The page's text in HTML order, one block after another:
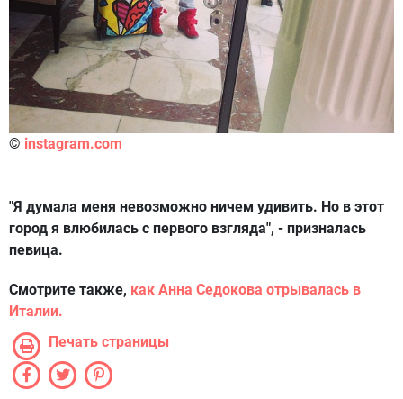
© instagram.com
"Я думала меня невозможно ничем удивить. Но в этот
город я влюбилась с первого взгляда", - призналась
певица.
Смотрите также, как Анна Седокова отрывалась в
Италии.
Печать страницы